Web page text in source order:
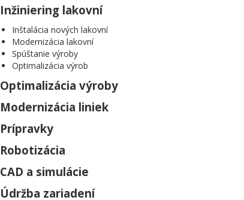
Inžiniering lakovní
Inštalácia nových lakovní
Modernizácia lakovní
Spúštanie výroby
Optimalizácia výrob
Optimalizácia výroby
Modernizácia liniek
Prípravky
Robotizácia
CAD a simulácie
Údržba zariadení